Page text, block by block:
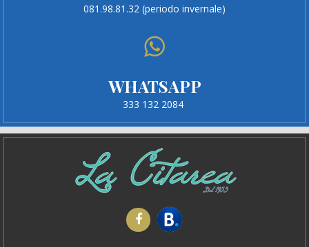
081.98.81.32 (periodo invernale)
WHATSAPP
333 132 2084